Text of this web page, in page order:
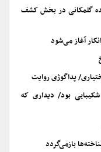
گلمکانی در بخش کشف
آغاز می‌شود
پداگوژی روایت
شکیبایی بود/ دیداری که
بازمی‌گردد